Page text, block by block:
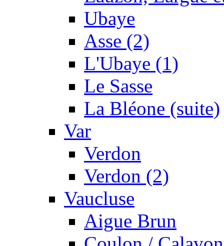
Ubaye
Asse (2)
L'Ubaye (1)
Le Sasse
La Bléone (suite)
Var
Verdon
Verdon (2)
Vaucluse
Aigue Brun